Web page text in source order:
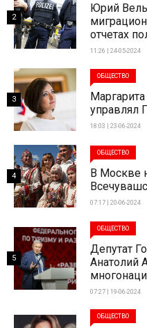
Юрий
отчетах
11:26 | 24-05-2024
2
ОБЩЕСТВО
управлял
18:03 | 23-06-2024
3
ОБЩЕСТВО
В Москве
07:17 | 20-06-2024
4
ОБЩЕСТВО
Депутат
Анатолий
07:27 | 19-06-2024
5
ОБЩЕСТВО